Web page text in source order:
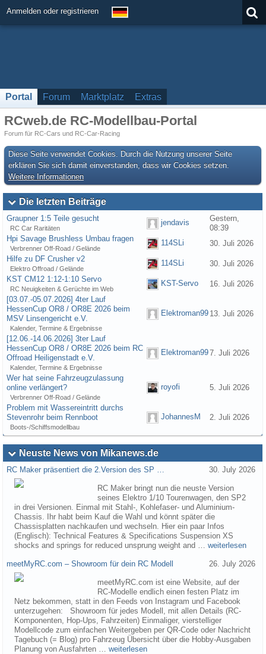
Anmelden oder registrieren
Portal Forum Marktplatz Extras
RCweb.de RC-Modellbau-Portal
Forum für RC-Cars und RC-Car-Racing
Diese Seite verwendet Cookies. Durch die Nutzung unserer Seite
erklären Sie sich damit einverstanden, dass wir Cookies setzen.
Weitere Informationen
Die letzten Beiträge
Graupner 1:5 Teile gesucht
RC Car Raritäten
jendavis
Gestern,
08:39
Hpi Savage Brushless Umbau fragen
Verbrenner Off-Road / Gelände
114SLi
30. Juli 2026
Hilfe zu DF Crusher v2
Elektro Offroad / Gelände
114SLi
30. Juli 2026
KST CM12 1:12-1:10 Servo
RC Neuigkeiten & Gerüchte im Web
KST-Servo
16. Juli 2026
[03.07.-05.07.2026] 4ter Lauf
HessenCup OR8 / OR8E 2026 beim
MSV Linsengericht e.V.
Kalender, Termine & Ergebnisse
Elektroman99 13. Juli 2026
[12.06.-14.06.2026] 3ter Lauf
HessenCup OR8 / OR8E 2026 beim RC
Offroad Heiligenstadt e.V.
Kalender, Termine & Ergebnisse
Elektroman997. Juli 2026
Wer hat seine Fahrzeugzulassung
online verlängert?
Verbrenner Off-Road / Gelände
royofi 5. Juli 2026
Problem mit Wassereintritt durchs
Stevenrohr beim Rennboot
Boots-/Schiffsmodellbau
JohannesM 2. Juli 2026
Neuste News von Mikanews.de
RC Maker präsentiert die 2.Version des SP … 30. July 2026
RC Maker bringt nun die neuste Version
seines Elektro 1/10 Tourenwagen, den SP2
in drei Versionen. Einmal mit Stahl-, Kohlefaser- und Aluminium-
Chassis. Ihr habt beim Kauf die Wahl und könnt später die
Chassisplatten nachkaufen und wechseln. Hier ein paar Infos
(Englisch): Technical Features & Specifications Suspension XS
shocks and springs for reduced unsprung weight and … weiterlesen
meetMyRC.com – Showroom für dein RC Modell 26. July 2026
meetMyRC.com ist eine Website, auf der
RC-Modelle endlich einen festen Platz im
Netz bekommen, statt in den Feeds von Instagram und Facebook
unterzugehen: Showroom für jedes Modell, mit allen Details (RC-
Komponenten, Hop-Ups, Fahrzeiten) Einmaliger, vierstelliger
Modellcode zum einfachen Weitergeben per QR-Code oder Nachricht
Tagebuch (= Blog) pro Fahrzeug Übersicht über die Hobby-Ausgaben
Planung von Ausfahrten … weiterlesen